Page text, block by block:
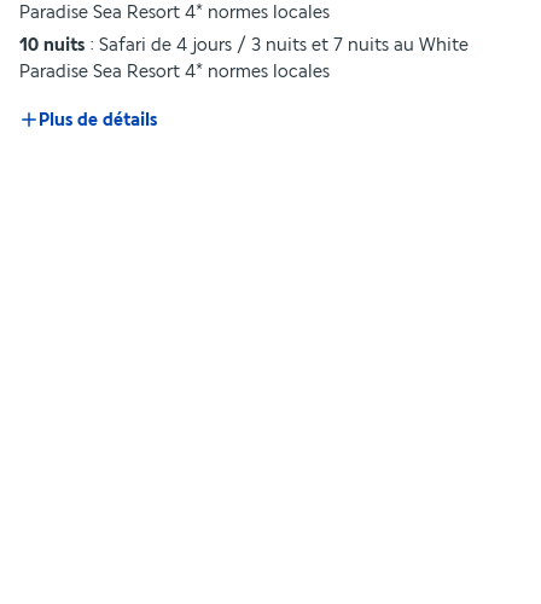
Paradise Sea Resort 4* normes locales
10 nuits : Safari de 4 jours / 3 nuits et 7 nuits au White
Paradise Sea Resort 4* normes locales
Plus de détails